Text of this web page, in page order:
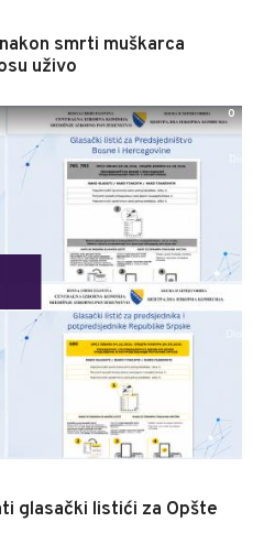
smrti muškarca
uživo
glasački listići za Opšte
0